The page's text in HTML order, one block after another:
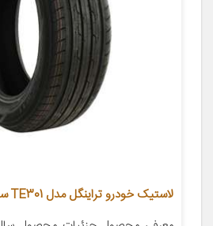
لاستیک خودرو تراینگل مدل TE301 سایز 185/70R13